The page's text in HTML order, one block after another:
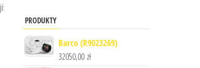
PRODUKTY
Barco (R9023269)
32050,00 zł